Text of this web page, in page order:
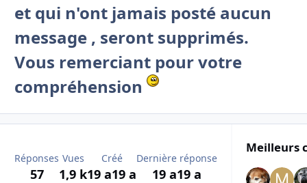
et qui n'ont jamais posté aucun
message , seront supprimés.
Vous remerciant pour votre
compréhension
Réponses
57
Vues
1,9 k
Créé
19 a19 a
Dernière réponse
19 a19 a
Meilleurs